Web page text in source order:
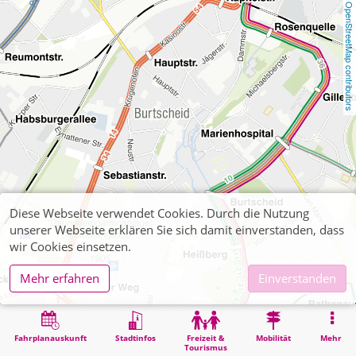
OpenStreetMap contributors
Fahrplanauskunft Stadtinfos
Freizeit &
Tourismus
Mobilität Mehr
Diese Webseite verwendet Cookies. Durch die Nutzung
unserer Webseite erklären Sie sich damit einverstanden, dass
wir Cookies einsetzen.
Mehr erfahren
Einverstanden